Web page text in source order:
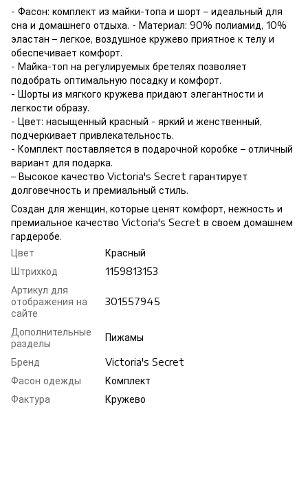
- Фасон: комплект из майки-топа и шорт – идеальный для
сна и домашнего отдыха. - Материал: 90% полиамид, 10%
эластан – легкое, воздушное кружево приятное к телу и
обеспечивает комфорт.
- Майка-топ на регулируемых бретелях позволяет
подобрать оптимальную посадку и комфорт.
- Шорты из мягкого кружева придают элегантности и
легкости образу.
- Цвет: насыщенный красный - яркий и женственный,
подчеркивает привлекательность.
- Комплект поставляется в подарочной коробке – отличный
вариант для подарка.
– Высокое качество Victoria's Secret гарантирует
долговечность и премиальный стиль.
Создан для женщин, которые ценят комфорт, нежность и
премиальное качество Victoria's Secret в своем домашнем
гардеробе.
Цвет
Красный
Штрихкод
1159813153
Артикул для
отображения на
сайте
301557945
Дополнительные
разделы
Пижамы
Бренд
Victoria's Secret
Фасон одежды
Комплект
Фактура
Кружево